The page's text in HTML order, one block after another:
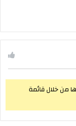
من خلال قائمة